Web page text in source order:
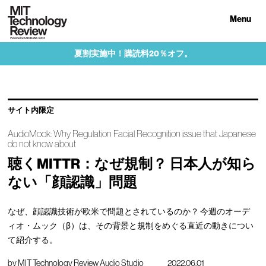
Menu
夏割実施中！購読料20％オフ。
サイト内限定
AudioMook: Why Regulation Facial Recognition issue that Japanese
do not know about
聴くMITTR：なぜ規制？ 日本人が知ら
ない「顔認識」問題
なぜ、顔認識技術が欧米で問題とされているのか？ 今週のオーデ
ィオ・ムック（β）は、その背景と規制をめぐる直近の動きについ
て紹介する。
byMIT Technology Review Audio Studio 2022.06.01